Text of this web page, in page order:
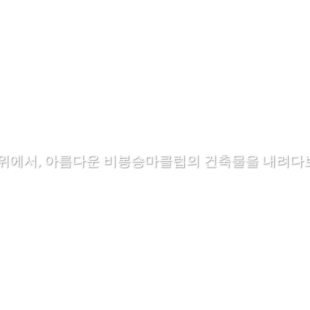
에서, 아름다운 비봉승마클럽의 건축물을 내려